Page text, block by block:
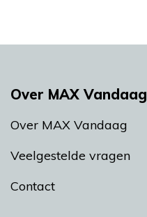
Over MAX Vandaag
Over MAX Vandaag
Veelgestelde vragen
Contact